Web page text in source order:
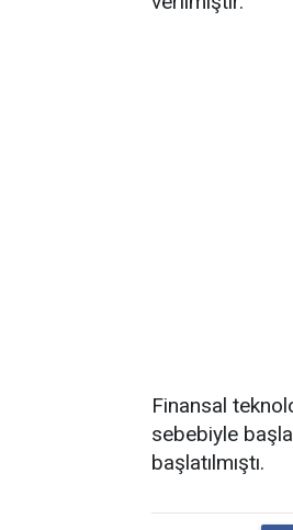
Finansal
sebebiyle
başlatılmıştı.